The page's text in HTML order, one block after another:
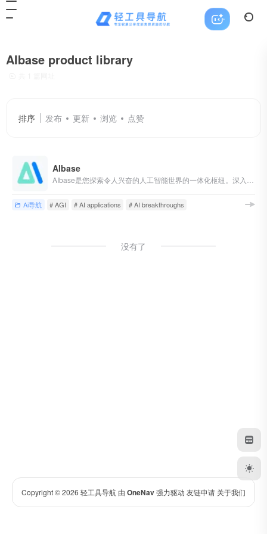
AIbase product library
排序 发布 更新 浏览 点赞
AIbase
Ai导航 # AGI # AI applications # AI breakthroughs
没有了
Copyright © 2026 轻工具导航 由 OneNav强力驱动 友链申请 关于我们